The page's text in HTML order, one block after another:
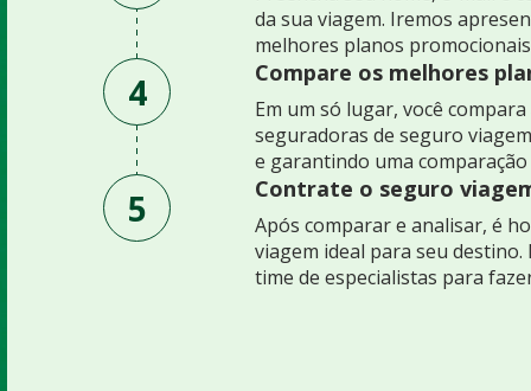
da sua viagem. Iremos
melhores planos
4 Compare os melhores
Em um só lugar, você
seguradoras de seguro
e garantindo uma
5 Contrate o seguro
Após comparar e analisar, é
viagem ideal para seu
time de especialistas para